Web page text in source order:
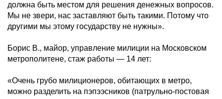
должна быть местом для решения денежных вопросов.
Мы не звери, нас заставляют быть такими. Потому что
другими мы этому государству не нужны».
Борис В., майор, управление милиции на Московском
метрополитене, стаж работы — 14 лет:
«Очень грубо милиционеров, обитающих в метро,
можно разделить на пэпээсников (патрульно-постовая